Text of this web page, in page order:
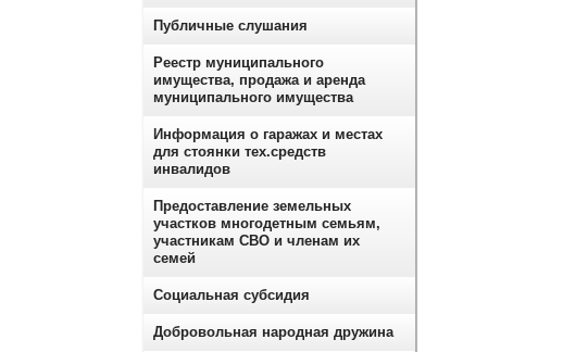
Публичные слушания
Реестр муниципального
имущества, продажа и аренда
муниципального имущества
Информация о гаражах и местах
для стоянки тех.средств
инвалидов
Предоставление земельных
участков многодетным семьям,
участникам СВО и членам их
семей
Социальная субсидия
Добровольная народная дружина